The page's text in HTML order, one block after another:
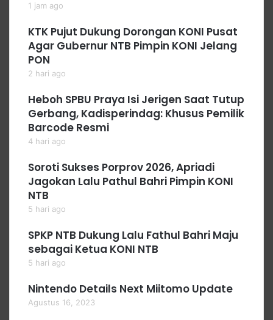
1 jam ago
KTK Pujut Dukung Dorongan KONI Pusat
Agar Gubernur NTB Pimpin KONI Jelang
PON
2 hari ago
Heboh SPBU Praya Isi Jerigen Saat Tutup
Gerbang, Kadisperindag: Khusus Pemilik
Barcode Resmi
4 hari ago
Soroti Sukses Porprov 2026, Apriadi
Jagokan Lalu Pathul Bahri Pimpin KONI
NTB
5 hari ago
SPKP NTB Dukung Lalu Fathul Bahri Maju
sebagai Ketua KONI NTB
5 hari ago
Nintendo Details Next Miitomo Update
Agustus 16, 2023